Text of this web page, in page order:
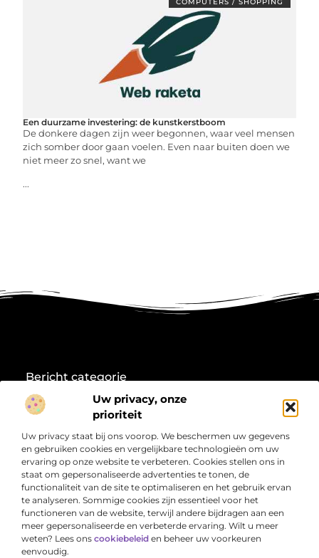
Uw privacy, onze
prioriteit
Uw privacy staat bij ons voorop. We beschermen uw gegevens
en gebruiken cookies en vergelijkbare technologieën om uw
ervaring op onze website te verbeteren. Cookies stellen ons in
staat om gepersonaliseerde advertenties te tonen, de
functionaliteit van de site te optimaliseren en het gebruik ervan
te analyseren. Sommige cookies zijn essentieel voor het
functioneren van de website, terwijl andere bijdragen aan een
meer gepersonaliseerde en verbeterde ervaring. Wilt u meer
weten? Lees ons cookiebeleid en beheer uw voorkeuren
eenvoudig.
Een duurzame investering: de kunstkerstboom
De donkere dagen zijn weer begonnen, waar veel mensen
zich somber door gaan voelen. Even naar buiten doen we
niet meer zo snel, want we
...
Over
Bedrijf
“Jouw Startpunt voor Informatie en Inspiratie”
pakkende artikelen, frisse perspectieven en inhoud die
écht iets toevoegt. Welkom bij Web-Raketa.nl – dé plek
voor inzichten die blijven hangen.
Onze informatie
Bericht categorie